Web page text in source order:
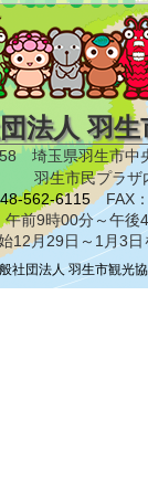
法人 羽生
埼玉県羽生市中
羽生市民プラザ
562-6115FAX：
午前9時00分～午後
12月29日～1月3日
社団法人 羽生市観光